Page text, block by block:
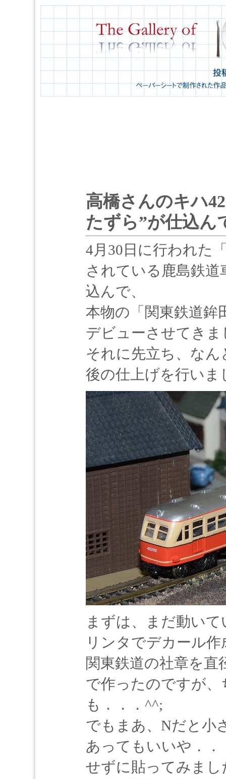
高橋さんのキハ
たずら”が仕込ん
4月30日に行われた
されている鹿島鉄
込んで、
本物の「関東鉄道鉾
デビューさせてきま
それに先立ち、な
後の仕上げを行いま
まずは、まだ動い
リンタでデカール作
関東鉄道の社章を直
で作ったのですが
も．．．^^;
でもまあ、Nだと小
あってもいいや．
せずに貼ってみまし